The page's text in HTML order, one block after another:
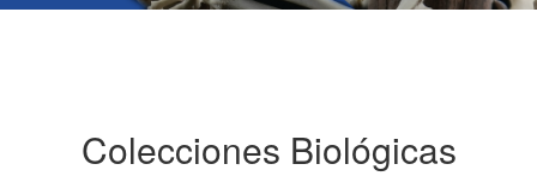
Colecciones Biológicas